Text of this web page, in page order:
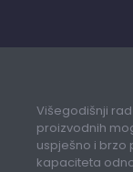
Višegodišnji
proizvodnih
uspješno i brzo
kapaciteta